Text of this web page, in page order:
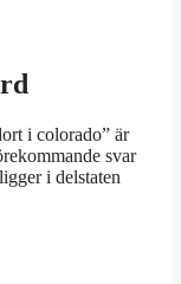
i colorado” är
svar
i delstaten